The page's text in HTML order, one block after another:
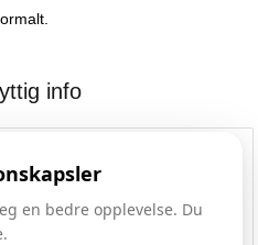
info
Dyrking
en bedre opplevelse. Du